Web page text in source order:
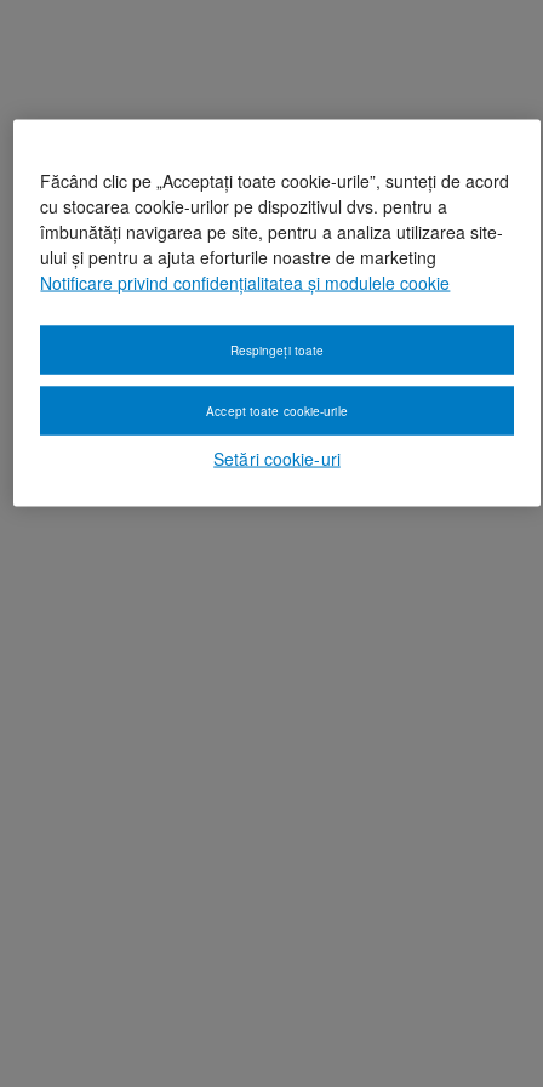
Făcând clic pe „Acceptați toate cookie-urile”, sunteți de acord
cu stocarea cookie-urilor pe dispozitivul dvs. pentru a
îmbunătăți navigarea pe site, pentru a analiza utilizarea site-
ului și pentru a ajuta eforturile noastre de marketing
Notificare privind confidențialitatea și modulele cookie
Setări cookie-uri
Respingeți toate
Accept toate cookie-urile